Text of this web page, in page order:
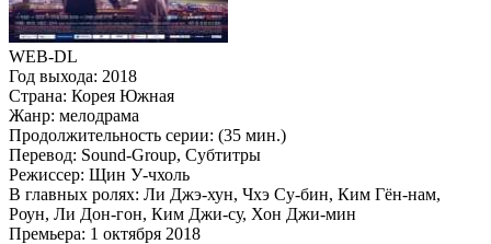
WEB-DL
Год выхода: 2018
Страна: Корея Южная
Жанр: мелодрама
Продолжительность серии: (35 мин.)
Перевод: Sound-Group, Субтитры
Режиссер: Щин У-чхоль
В главных ролях: Ли Джэ-хун, Чхэ Су-бин, Ким Гён-нам,
Роун, Ли Дон-гон, Ким Джи-су, Хон Джи-мин
Премьера: 1 октября 2018